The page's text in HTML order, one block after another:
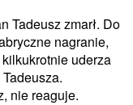
Tadeusz zmarł. Do
nagranie,
uderza
nie reaguje.